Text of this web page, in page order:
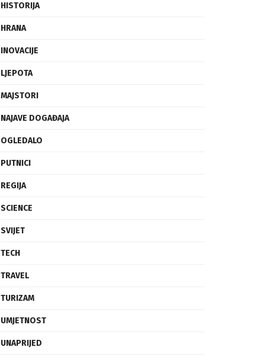
HISTORIJA
HRANA
INOVACIJE
LJEPOTA
MAJSTORI
NAJAVE DOGAĐAJA
OGLEDALO
PUTNICI
REGIJA
SCIENCE
SVIJET
TECH
TRAVEL
TURIZAM
UMJETNOST
UNAPRIJED